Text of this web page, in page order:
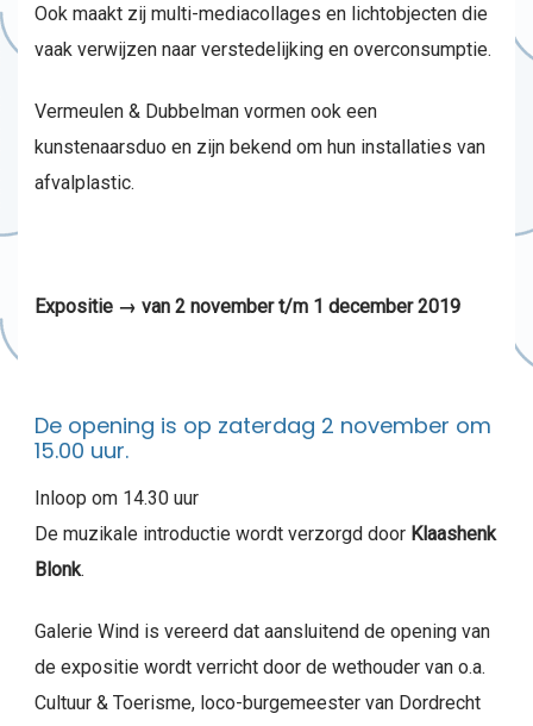
Ook maakt zij multi-mediacollages en lichtobjecten die
vaak verwijzen naar verstedelijking en overconsumptie.
Vermeulen & Dubbelman vormen ook een
kunstenaarsduo en zijn bekend om hun installaties van
afvalplastic.
Expositie → van 2 november t/m 1 december 2019
De opening is op zaterdag 2 november om
15.00 uur.
Inloop om 14.30 uur
De muzikale introductie wordt verzorgd door Klaashenk
Blonk.
Galerie Wind is vereerd dat aansluitend de opening van
de expositie wordt verricht door de wethouder van o.a.
Cultuur & Toerisme, loco-burgemeester van Dordrecht